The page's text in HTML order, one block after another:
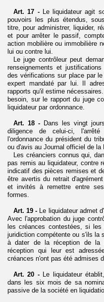
Art. 17 -Le liquidateur agit
pouvoirs les plus étendus,
titre, pour administrer, liquider,
et pour arrêter le passif,
action mobilière ou immobilière
lui ou contre lui.
Le juge contrôleur peut
renseignements et
des vérifications sur place par
expert mandaté par lui. Il
rapports qu'il estime
besoin, sur le rapport du juge
liquidateur par ordonnance.
Art. 18 -Dans les vingt
diligence de celui-ci,
l'ordonnance du président du
ou d'avis au Journal officiel de la
Les créanciers connus qui,
pas remis au liquidateur, contre
indicatif des pièces remises et
être avertis du retrait
et invités à remettre entre
formes.
Art. 19 - Le liquidateur admet
Avec l'approbation du juge
les créances contestées, si
juridiction compétente ou s'ils la
à dater de la réception de la
réception qui leur est
créances n'ont pas été admises
Art. 20 -Le liquidateur
dans les six mois de sa
passive de la société en